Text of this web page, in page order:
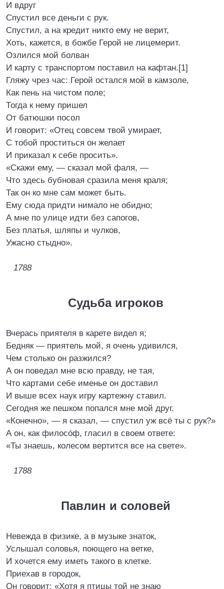
И вдруг
Спустил все деньги с рук.
Спустил, а на кредит никто ему не верит,
Хоть, кажется, в божбе Герой не лицемерит.
Озлился мой болван
И карту с транспортом поставил на кафтан.[1]
Гляжу чрез час: Герой остался мой в камзоле,
Как пень на чистом поле;
Тогда к нему пришел
От батюшки посол
И говорит: «Отец совсем твой умирает,
С тобой проститься он желает
И приказал к себе просить».
«Скажи ему, ― сказал мой фаля, ―
Что здесь бубновая сразила меня краля;
Так он ко мне сам может быть.
Ему сюда придти нимало не обидно;
А мне по улице идти без сапогов,
Без платья, шляпы и чулков,
Ужасно стыдно».
1788
Судьба игроков
Вчерась приятеля в карете видел я;
Бедняк — приятель мой, я очень удивился,
Чем столько он разжился?
А он поведал мне всю правду, не тая,
Что картами себе именье он доставил
И выше всех наук игру картежну ставил.
Сегодня же пешком попался мне мой друг.
«Конечно», ― я сказал, ― спустил уж всё ты с рук?»
А он, как филосо́ф, гласил в своем ответе:
«Ты знаешь, колесом вертится все на свете».
1788
Павлин и соловей
Невежда в физике, а в музыке знаток,
Услышал соловья, поющего на ветке,
И хочется ему иметь такого в клетке.
Приехав в городок,
Он говорит: «Хотя я птицы той не знаю